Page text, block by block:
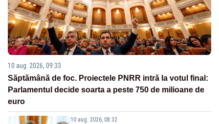
10 aug. 2026, 09:33
Săptămână de foc. Proiectele PNRR intră la votul final:
Parlamentul decide soarta a peste 750 de milioane de
euro
10 aug. 2026, 08:32